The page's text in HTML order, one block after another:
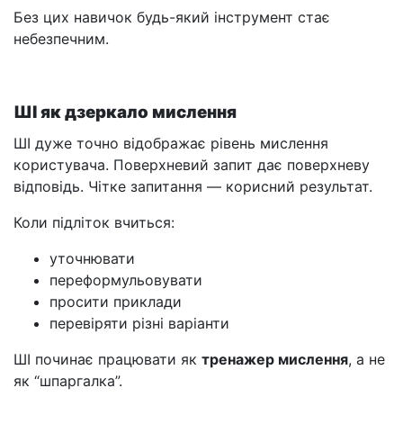
Без цих навичок будь-який інструмент стає
небезпечним.
ШІ як дзеркало мислення
ШІ дуже точно відображає рівень мислення
користувача. Поверхневий запит дає поверхневу
відповідь. Чітке запитання — корисний результат.
Коли підліток вчиться:
уточнювати
переформульовувати
просити приклади
перевіряти різні варіанти
ШІ починає працювати як тренажер мислення, а не
як “шпаргалка”.